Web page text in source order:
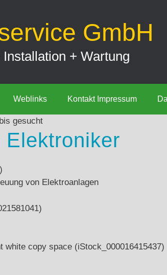
GmbH
+ Wartung
Weblinks Kontakt Impressum
Elektroniker
von Elektroanlagen